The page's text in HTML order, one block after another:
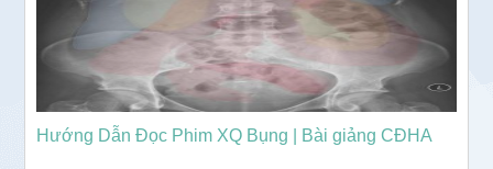
Hướng Dẫn Đọc Phim XQ Bụng | Bài giảng CĐHA